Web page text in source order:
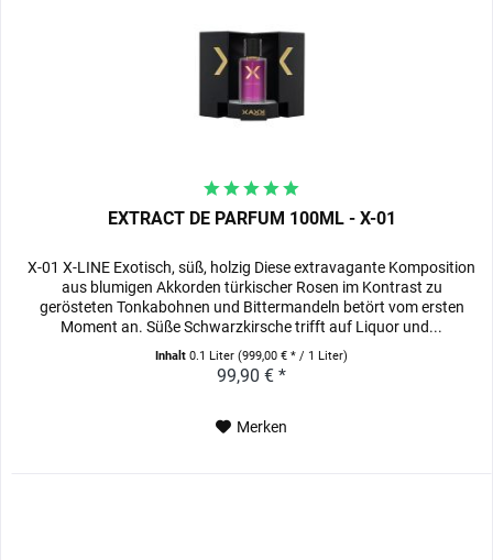
EXTRACT DE PARFUM 100ML - X-01
X-01 X-LINE Exotisch, süß, holzig Diese extravagante Komposition
aus blumigen Akkorden türkischer Rosen im Kontrast zu
gerösteten Tonkabohnen und Bittermandeln betört vom ersten
Moment an. Süße Schwarzkirsche trifft auf Liquor und...
Inhalt0.1 Liter(999,00 € * / 1 Liter)
99,90 € *
Merken